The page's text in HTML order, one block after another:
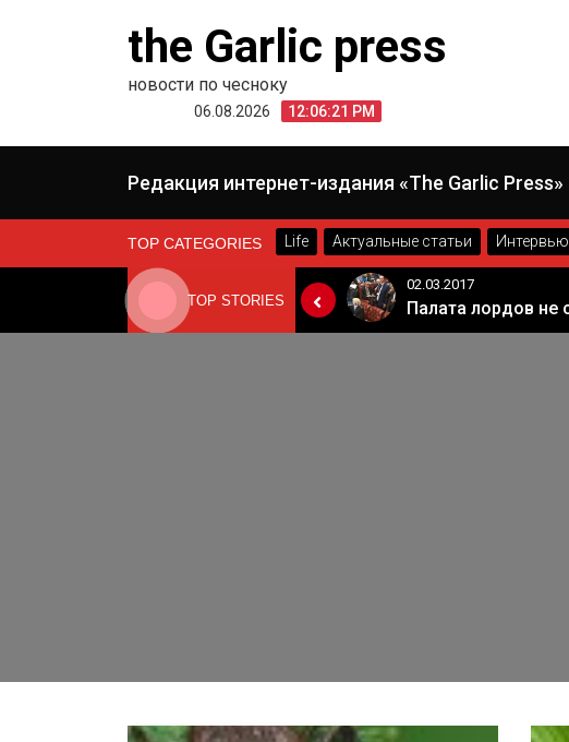
the Garlic press
новости по чесноку
06.08.2026 12:06:21 PM
Редакция интернет-издания «The Garlic Press»
TOP CATEGORIES Life Актуальные статьи Интервью
TOP STORIES
24.06.2019
Когда Россия разрешит полеты в Грузию. Позиция Кремля
02.03.2017